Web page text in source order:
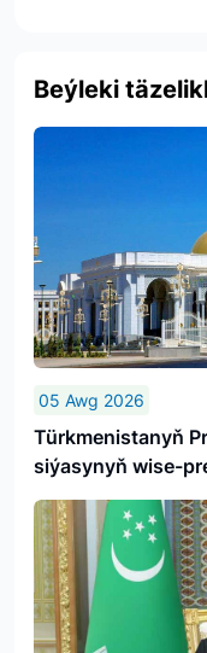
Beýleki
05 Awg 2026
Türk­me­nis­ta­nyň
si­ýa­sy­nyň wi­se-
par­ta­men­ti­niň